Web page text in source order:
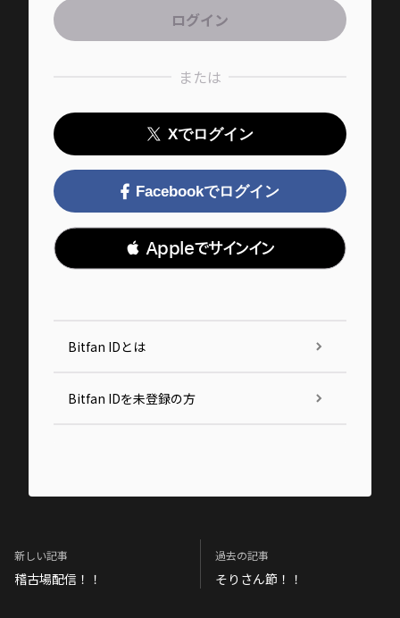
または
Xでログイン
Facebookでログイン
 Appleでサインイン
Bitfan IDとは
Bitfan IDを未登録の方
新しい記事
稽古場配信！！
過去の記事
そりさん節！！